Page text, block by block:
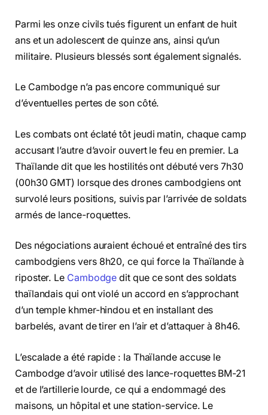
Parmi les onze civils tués figurent un enfant de huit
ans et un adolescent de quinze ans, ainsi qu’un
militaire. Plusieurs blessés sont également signalés.
Le Cambodge n’a pas encore communiqué sur
d’éventuelles pertes de son côté.
Les combats ont éclaté tôt jeudi matin, chaque camp
accusant l’autre d’avoir ouvert le feu en premier. La
Thaïlande dit que les hostilités ont débuté vers 7h30
(00h30 GMT) lorsque des drones cambodgiens ont
survolé leurs positions, suivis par l’arrivée de soldats
armés de lance-roquettes.
Des négociations auraient échoué et entraîné des tirs
cambodgiens vers 8h20, ce qui force la Thaïlande à
riposter. Le Cambodge dit que ce sont des soldats
thaïlandais qui ont violé un accord en s’approchant
d’un temple khmer-hindou et en installant des
barbelés, avant de tirer en l’air et d’attaquer à 8h46.
L’escalade a été rapide : la Thaïlande accuse le
Cambodge d’avoir utilisé des lance-roquettes BM-21
et de l’artillerie lourde, ce qui a endommagé des
maisons, un hôpital et une station-service. Le